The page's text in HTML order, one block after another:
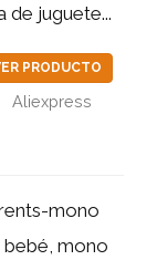
de juguete...
PRODUCTO
Aliexpress
mono
bebé, mono